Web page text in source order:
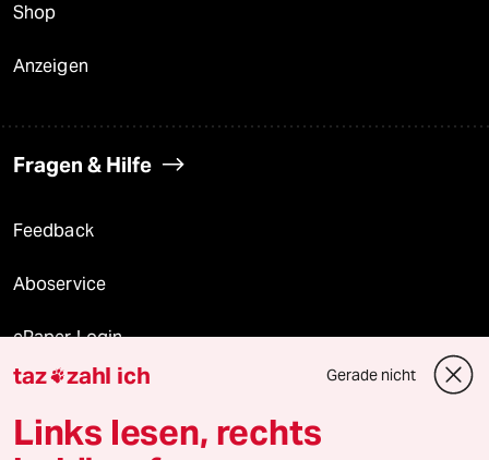
Shop
Anzeigen
Fragen & Hilfe
Feedback
Aboservice
ePaper Login
Downloads für Abonnierende
taz zahl ich Gerade nicht
Links lesen, rechts